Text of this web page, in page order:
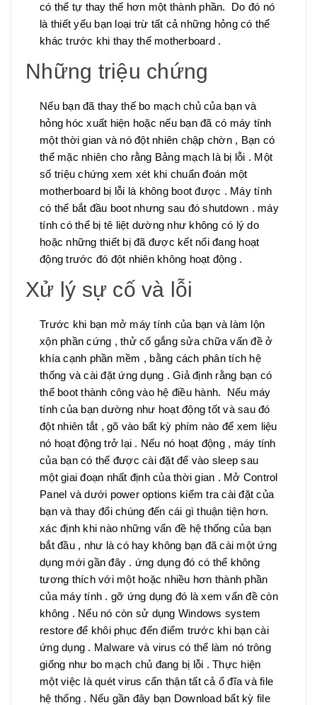
có thể tự thay thế hơn một thành phần. Do đó nó
là thiết yếu bạn loại trừ tất cả những hỏng có thể
khác trước khi thay thế motherboard .
Những triệu chứng
Nếu bạn đã thay thế bo mạch chủ của bạn và
hỏng hóc xuất hiện hoặc nếu bạn đã có máy tính
một thời gian và nó đột nhiên chập chờn , Bạn có
thể mặc nhiên cho rằng Bảng mạch là bị lỗi . Một
số triệu chứng xem xét khi chuẩn đoán một
motherboard bị lỗi là không boot được . Máy tính
có thể bắt đầu boot nhưng sau đó shutdown . máy
tính có thể bị tê liệt dường như không có lý do
hoặc những thiết bị đã được kết nối đang hoạt
động trước đó đột nhiên không hoạt động .
Xử lý sự cố và lỗi
Trước khi bạn mở máy tính của bạn và làm lộn
xộn phần cứng , thử cố gắng sửa chữa vấn đề ở
khía cạnh phần mềm , bằng cách phân tích hệ
thống và cài đặt ứng dụng . Giả định rằng bạn có
thể boot thành công vào hệ điều hành. Nếu máy
tính của bạn dường như hoạt động tốt và sau đó
đột nhiên tắt , gõ vào bất kỳ phím nào để xem liệu
nó hoạt động trở lại . Nếu nó hoạt động , máy tính
của bạn có thể được cài đặt để vào sleep sau
một giai đoạn nhất định của thời gian . Mở Control
Panel và dưới power options kiểm tra cài đặt của
bạn và thay đổi chúng đến cái gì thuận tiện hơn.
xác định khi nào những vấn đề hệ thống của bạn
bắt đầu , như là có hay không bạn đã cài một ứng
dụng mới gần đây . ứng dụng đó có thể không
tương thích với một hoặc nhiều hơn thành phần
của máy tính . gỡ ứng dụng đó là xem vấn đề còn
không . Nếu nó còn sử dụng Windows system
restore để khôi phục đến điểm trước khi bạn cài
ứng dụng . Malware và virus có thể làm nó trông
giống như bo mạch chủ đang bị lỗi . Thực hiện
một việc là quét virus cẩn thận tất cả ổ đĩa và file
hệ thống . Nếu gần đây bạn Download bất kỳ file